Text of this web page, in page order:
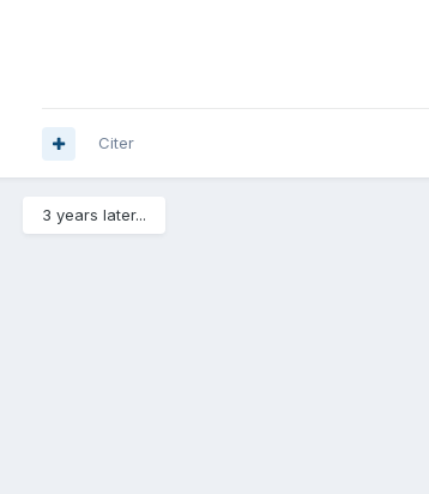
Citer
3 years later...